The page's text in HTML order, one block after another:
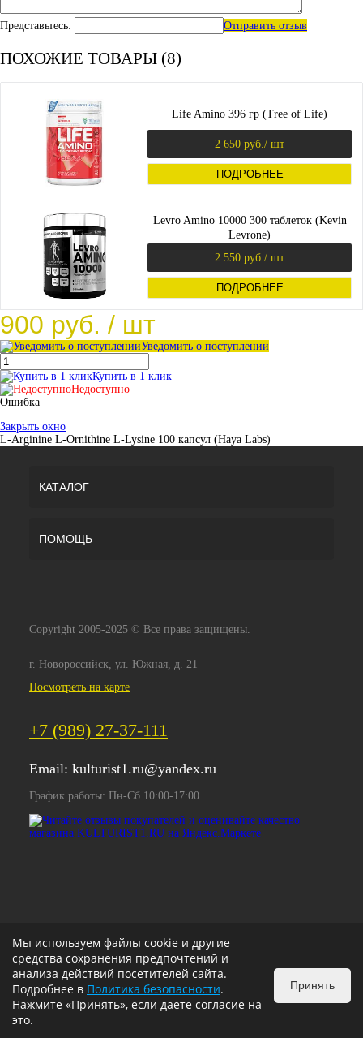
Представьтесь: Отправить отзыв
ПОХОЖИЕ ТОВАРЫ (8)
Life Amino 396 гр (Tree of Life)
2 650 руб. / шт
ПОДРОБНЕЕ
Levro Amino 10000 300 таблеток (Kevin
Levrone)
2 550 руб. / шт
ПОДРОБНЕЕ
900 руб. / шт
Уведомить о поступлении
Купить в 1 клик
Недоступно
Ошибка
Закрыть окно
L-Arginine L-Ornithine L-Lysine 100 капсул (Haya Labs)
КАТАЛОГ
ПОМОЩЬ
Copyright 2005-2025 © Все права защищены.
г. Новороссийск, ул. Южная, д. 21
Посмотреть на карте
+7 (989) 27-37-111
Email: kulturist1.ru@yandex.ru
График работы: Пн-Сб 10:00-17:00
Мы используем файлы cookie и другие
средства сохранения предпочтений и
анализа действий посетителей сайта.
Подробнее в Политика безопасности.
Нажмите «Принять», если даете согласие на
это.
Принять